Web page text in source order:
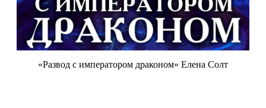
«Развод с императором драконом» Елена Солт